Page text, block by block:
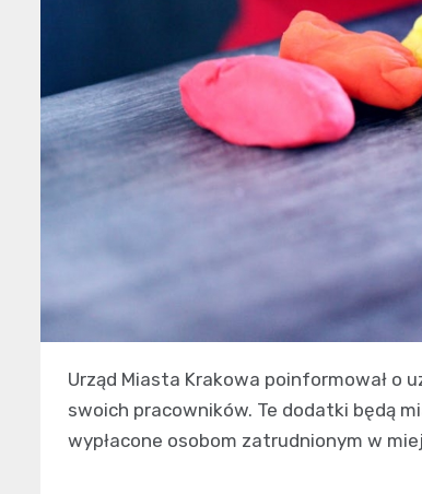
Urząd Miasta Krakowa poinformował o
swoich pracowników. Te dodatki będą
wypłacone osobom zatrudnionym w